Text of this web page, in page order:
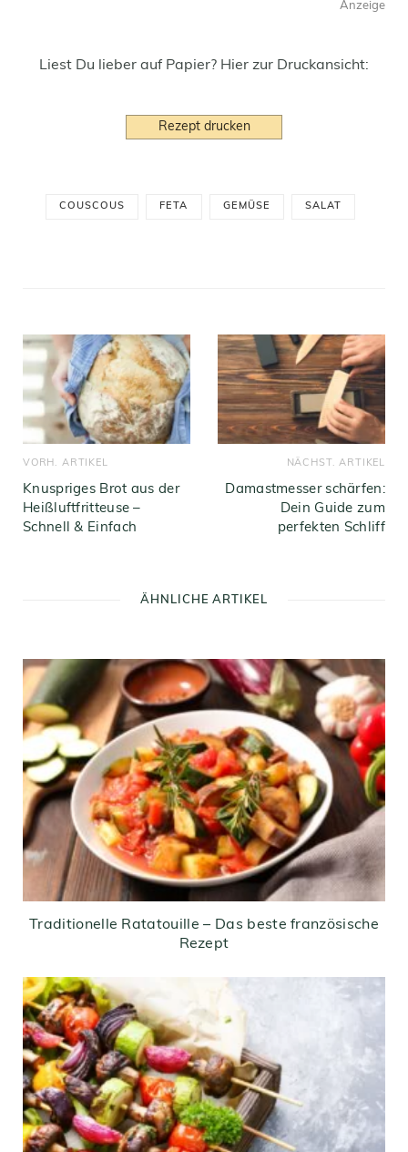
Anzeige
Liest Du lieber auf Papier? Hier zur Druckansicht:
Rezept drucken
COUSCOUS FETA GEMÜSE SALAT
VORH. ARTIKEL
Knuspriges Brot aus der
Heißluftfritteuse –
Schnell & Einfach
NÄCHST. ARTIKEL
Damastmesser schärfen:
Dein Guide zum
perfekten Schliff
ÄHNLICHE ARTIKEL
Traditionelle Ratatouille – Das beste französische
Rezept